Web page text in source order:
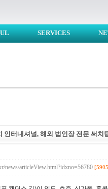
SERVICES
인터내셔널, 해외 법인장 전문 써치
news/articleView.html?idxno=56780